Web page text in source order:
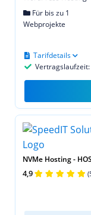
Für bis zu 1
Webprojekte
Tarifdetails
NVMe Hosting -
4,9